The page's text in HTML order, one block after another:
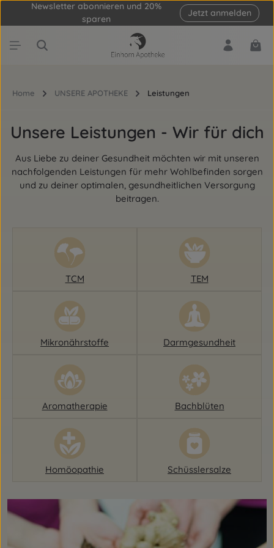
Zum Hauptinhalt springen
Newsletter abonnieren und 20%
sparen
Jetzt anmelden
Home UNSERE APOTHEKE Leistungen
Unsere Leistungen - Wir für dich
Aus Liebe zu deiner Gesundheit möchten wir mit unseren
nachfolgenden Leistungen für mehr Wohlbefinden sorgen
und zu deiner optimalen, gesundheitlichen Versorgung
beitragen.
TCM TEM
Mikronährstoffe Darmgesundheit
Aromatherapie Bachblüten
Homöopathie Schüsslersalze